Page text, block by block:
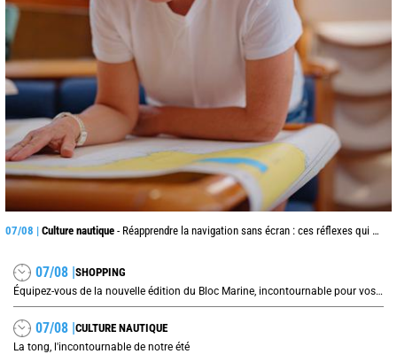
07/08 | Culture nautique - Réapprendre la navigation sans écran : ces réflexes qui peuvent sauver une traversée
07/08 |SHOPPING
Équipez-vous de la nouvelle édition du Bloc Marine, incontournable pour vos prochaines navigations !
07/08 |CULTURE NAUTIQUE
La tong, l'incontournable de notre été